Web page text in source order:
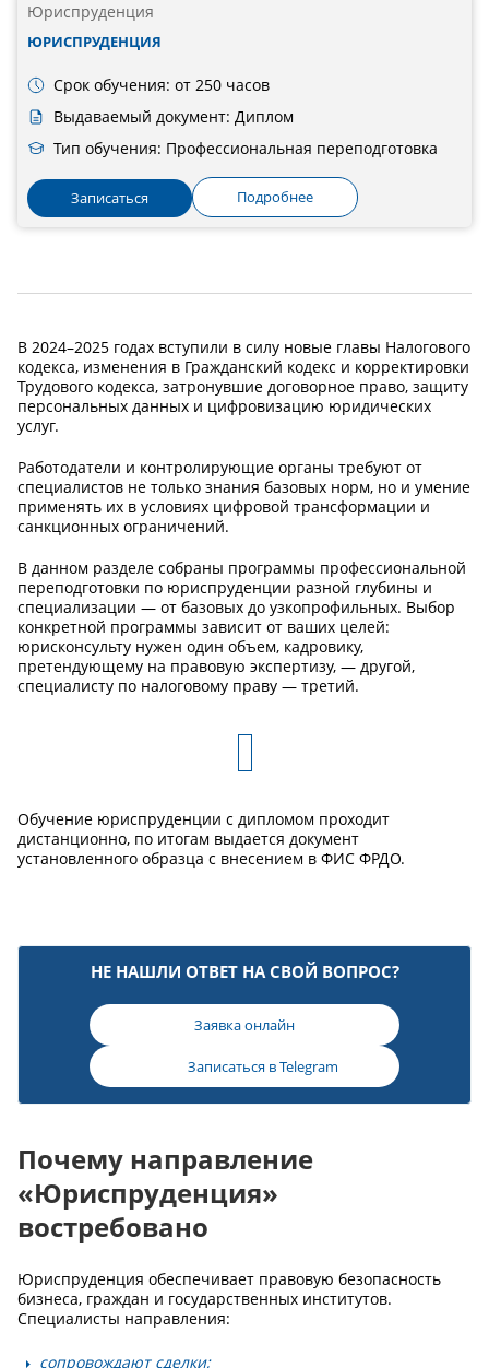
Юриспруденция
ЮРИСПРУДЕНЦИЯ
Срок обучения: от 250 часов
Выдаваемый документ: Диплом
Тип обучения: Профессиональная переподготовка
Записаться Подробнее
В 2024–2025 годах вступили в силу новые главы Налогового
кодекса, изменения в Гражданский кодекс и корректировки
Трудового кодекса, затронувшие договорное право, защиту
персональных данных и цифровизацию юридических
услуг.
Работодатели и контролирующие органы требуют от
специалистов не только знания базовых норм, но и умение
применять их в условиях цифровой трансформации и
санкционных ограничений.
В данном разделе собраны программы профессиональной
переподготовки по юриспруденции разной глубины и
специализации — от базовых до узкопрофильных. Выбор
конкретной программы зависит от ваших целей:
юрисконсульту нужен один объем, кадровику,
претендующему на правовую экспертизу, — другой,
специалисту по налоговому праву — третий.
Обучение юриспруденции с дипломом проходит
дистанционно, по итогам выдается документ
установленного образца с внесением в ФИС ФРДО.
НЕ НАШЛИ ОТВЕТ НА СВОЙ ВОПРОС?
Заявка онлайн
Записаться вTelegram
Почему направление
«Юриспруденция»
востребовано
Юриспруденция обеспечивает правовую безопасность
бизнеса, граждан и государственных институтов.
Специалисты направления:
сопровождают сделки;